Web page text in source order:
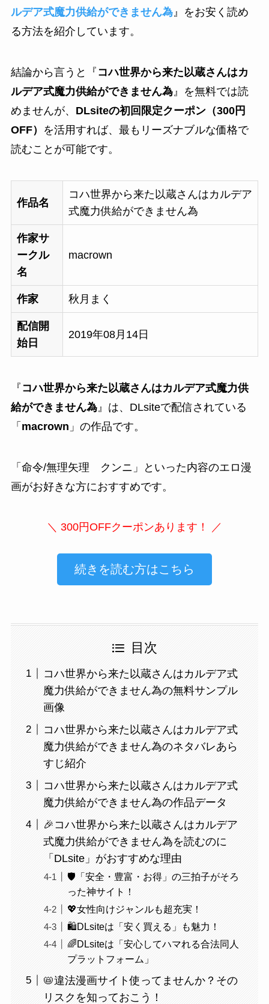
ルデア式魔力供給ができません為』をお安く読め
る方法を紹介しています。
結論から言うと『 コハ世界から来た以蔵さんはカ
ルデア式魔力供給ができません為』を無料では読
めませんが、 DLsiteの初回限定クーポン（300円
OFF）
を活用すれば、最もリーズナブルな価格で
読むことが可能です。
作品名
コハ世界から来た以蔵さんはカルデア
式魔力供給ができません為
作家サ
ークル
名
macrown
作家 秋月まく
配信開
始日
2019年08月14日
『 コハ世界から来た以蔵さんはカルデア式魔力供
給ができません為』は、DLsiteで配信されている
「 macrown 」の作品です。
「 命令/無理矢理 クンニ 」といった内容のエロ漫
画がお好きな方におすすめです。
＼ 300円OFFクーポンあります！ ／
続きを読む方はこちら
目次
コハ世界から来た以蔵さんはカルデア式
魔力供給ができません為の無料サンプル
画像
コハ世界から来た以蔵さんはカルデア式
魔力供給ができません為のネタバレあら
すじ紹介
コハ世界から来た以蔵さんはカルデア式
魔力供給ができません為の作品データ
🎉コハ世界から来た以蔵さんはカルデア
式魔力供給ができません為を読むのに
「DLsite」がおすすめな理由
🛡️「安全・豊富・お得」の三拍子がそろ
った神サイト！
💖女性向けジャンルも超充実！
🛍️DLsiteは「安く買える」も魅力！
🌈DLsiteは「安心してハマれる合法同人
プラットフォーム」
📛違法漫画サイト使ってませんか？その
リスクを知っておこう！